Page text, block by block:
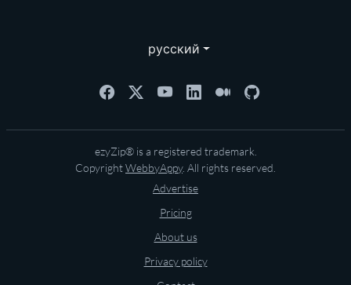
русский
ezyZip® is a registered trademark.
CopyrightWebbyAppy. All rights reserved.
Advertise
Pricing
About us
Privacy policy